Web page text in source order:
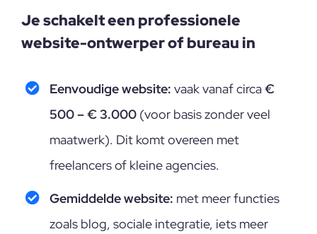
Je schakelt een professionele
website-ontwerper of bureau in
Eenvoudige website: vaak vanaf circa€
500 – € 3.000 (voor basis zonder veel
maatwerk). Dit komt overeen met
freelancers of kleine agencies.
Gemiddelde website: met meer functies
zoals blog, sociale integratie, iets meer